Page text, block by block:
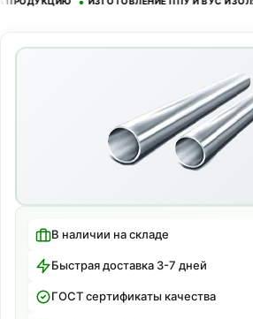
В наличии на складе
Быстрая доставка 3-7 дней
ГОСТ сертификаты качества